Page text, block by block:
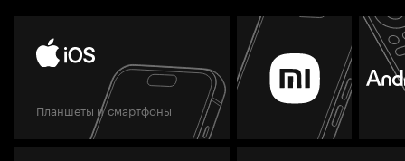
Планшеты и смартфоны